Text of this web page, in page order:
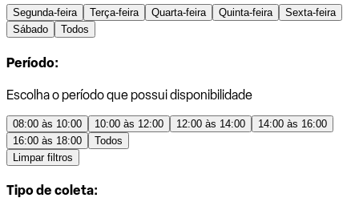
Segunda-feira Terça-feira Quarta-feira Quinta-feira
Sexta-feira
Sábado
Todos
Período:
Escolha o período que possui disponibilidade
08:00 às 10:00 10:00 às 12:00 12:00 às 14:00
14:00 às 16:00
16:00 às 18:00
Todos
Limpar filtros
Tipo de coleta: